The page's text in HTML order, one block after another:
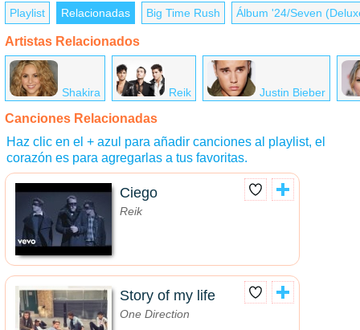
Playlist Relacionadas Big Time Rush Álbum '24/Seven
Artistas Relacionados
Shakira Reik Justin Bieber
Canciones Relacionadas
Haz clic en el + azul para añadir canciones al playlist, el
corazón es para agregarlas a tus favoritas.
Ciego
Reik
Story of my life
One Direction